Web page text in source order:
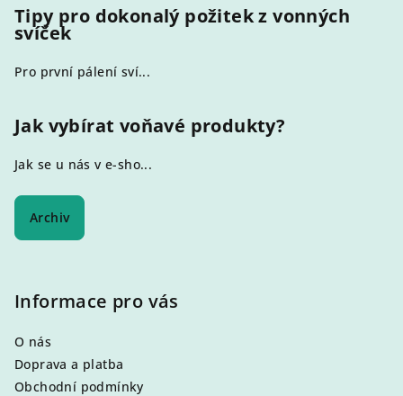
Tipy pro dokonalý požitek z vonných
svíček
Pro první pálení sví...
Jak vybírat voňavé produkty?
Jak se u nás v e-sho...
Archiv
Informace pro vás
O nás
Doprava a platba
Obchodní podmínky